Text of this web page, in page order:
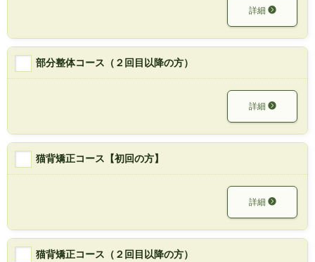
詳細
部分整体コース（２回目以降の方）
詳細
猫背矯正コース【初回の方】
詳細
猫背矯正コース（２回目以降の方）